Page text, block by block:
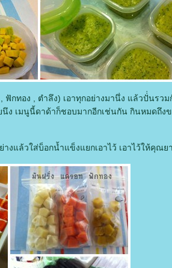
ฟักทอง , ตำลึง) เอาทุกอย่างมานึ่ง แล้วปั่่นรว
นึง เมนูนี้ดาด้าก็ชอบมากอีกเช่นกัน กินหมดถึ
างแล้วใส่บ็อกน้ำแข็งแยกเอาไว้ เอาไว้ให้คุณย